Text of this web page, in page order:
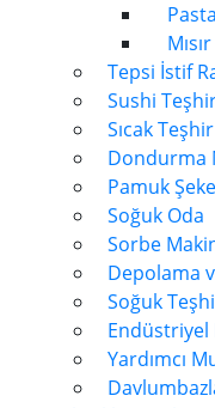
Tepsi İstif
Sushi
Sıcak
Dondurma
Pamuk
Soğuk Oda
Sorbe
Depolama
Soğuk
Endüstriyel
Yardımcı